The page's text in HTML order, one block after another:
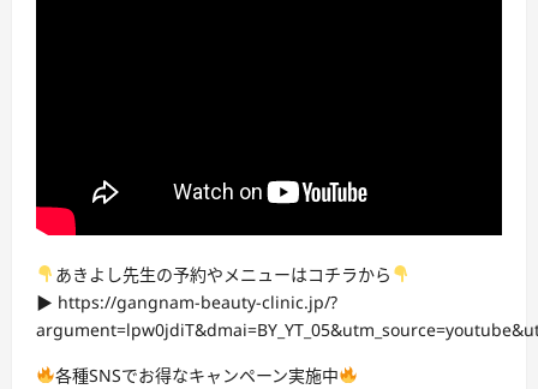
あきよし先生の予約やメニューはコチラから
▶︎ https://gangnam-beauty-clinic.jp/?
各種SNSでお得なキャンペーン実施中